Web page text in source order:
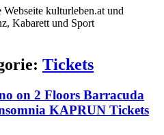
kulturleben.at und
Kabarett und Sport
Tickets
on 2 Floors Barracuda
KAPRUN Tickets